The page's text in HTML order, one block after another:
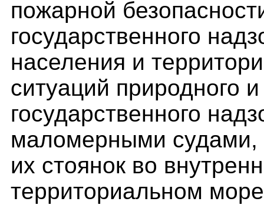
пожарной
государственного
населения и
ситуаций природного
государственного
маломерными судами,
их стоянок во
территориальном